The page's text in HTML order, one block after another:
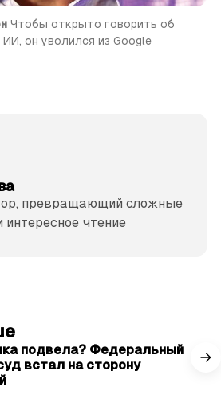
Чтобы открыто говорить об
ИИ, он уволился из Google
превращающий сложные
чтение
подвела? Федеральный
встал на сторону